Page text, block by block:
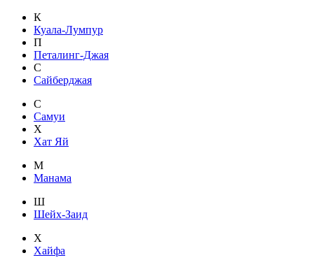
К
Куала-Лумпур
П
Петалинг-Джая
С
Сайберджая
С
Самуи
Х
Хат Яй
М
Манама
Ш
Шейх-Заид
Х
Хайфа